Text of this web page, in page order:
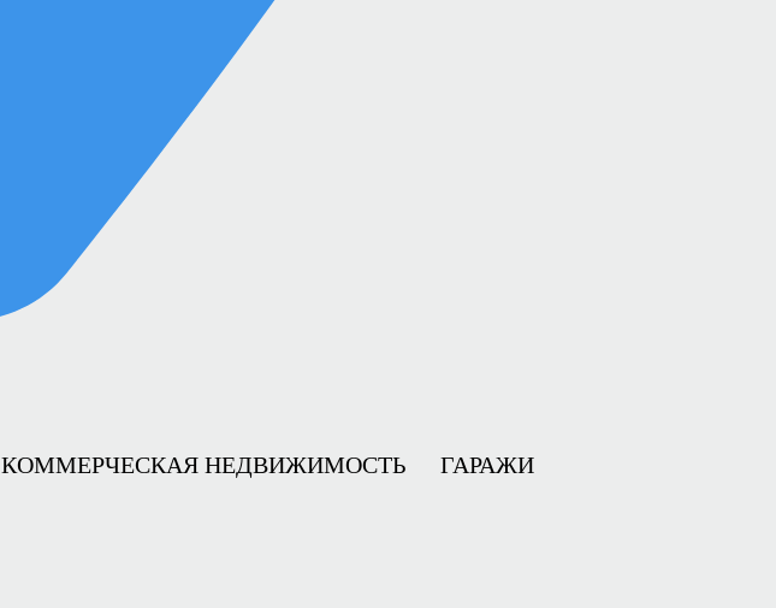
КОММЕРЧЕСКАЯ НЕДВИЖИМОСТЬ ГАРАЖИ